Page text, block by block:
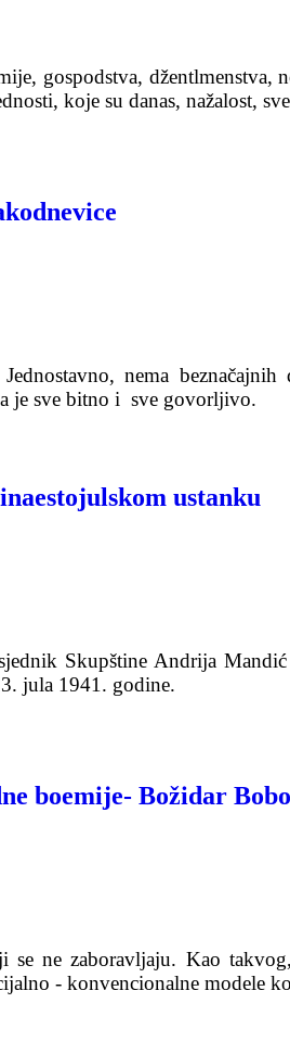
gospodstva,
koje su danas, nažalost,
nema
je sve bitno i sve govorljivo.
ustanku
Skupštine Andrija
jula 1941. godine.
boemije- Božidar
ne zaboravljaju. Kao
- konvencionalne modele